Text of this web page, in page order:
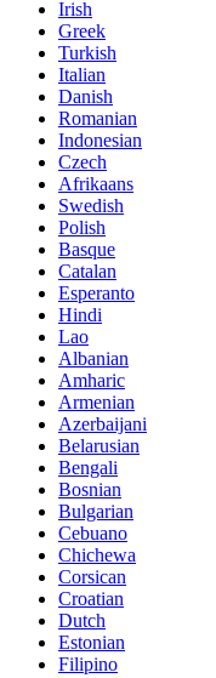
Irish
Greek
Turkish
Italian
Danish
Romanian
Indonesian
Czech
Afrikaans
Swedish
Polish
Basque
Catalan
Esperanto
Hindi
Lao
Albanian
Amharic
Armenian
Azerbaijani
Belarusian
Bengali
Bosnian
Bulgarian
Cebuano
Chichewa
Corsican
Croatian
Dutch
Estonian
Filipino